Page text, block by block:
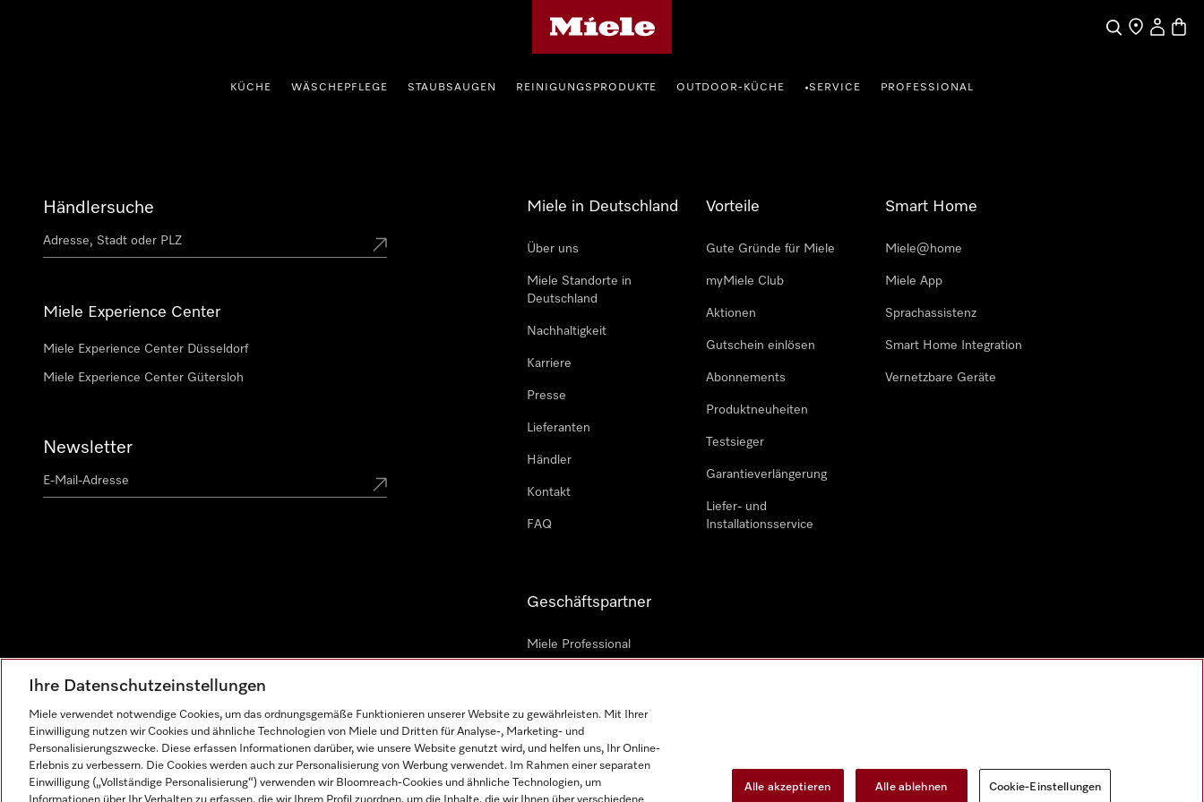
SucheHändler
Mein
KÜCHE WÄSCHEPFLEGE STAUBSAUGEN REINIGUNGSPRODUKTE OUTDOOR-KÜCHE •SERVICE PROFESSIONAL
Händlersuche
Miele Experience Center
Miele Experience Center Düsseldorf
Miele Experience Center Gütersloh
Newsletter
Miele in Deutschland
Über uns
Miele Standorte in
Deutschland
Nachhaltigkeit
Karriere
Presse
Lieferanten
Händler
Kontakt
FAQ
Vorteile
Gute Gründe für Miele
myMiele Club
Aktionen
Gutschein einlösen
Abonnements
Produktneuheiten
Testsieger
Garantieverlängerung
Liefer- und
Installationsservice
Smart Home
Miele@home
Miele App
Sprachassistenz
Smart Home Integration
Vernetzbare Geräte
Geschäftspartner
Miele Professional
Miele Marine
Architekten und Bauträger
Ihre Datenschutzeinstellungen
Miele verwendet notwendige Cookies, um das ordnungsgemäße Funktionieren unserer Website zu gewährleisten. Mit Ihrer
Einwilligung nutzen wir Cookies und ähnliche Technologien von Miele und Dritten für Analyse-, Marketing- und
Personalisierungszwecke. Diese erfassen Informationen darüber, wie unsere Website genutzt wird, und helfen uns, Ihr Online-
Erlebnis zu verbessern. Die Cookies werden auch zur Personalisierung von Werbung verwendet. Im Rahmen einer separaten
Einwilligung („Vollständige Personalisierung“) verwenden wir Bloomreach-Cookies und ähnliche Technologien, um
Alle akzeptieren Alle ablehnen Cookie-Einstellungen